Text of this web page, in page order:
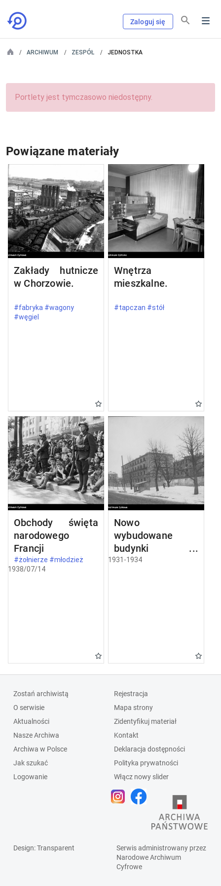
Zaloguj się
ARCHIWUM ZESPÓŁ JEDNOSTKA
Portlety jest tymczasowo niedostępny.
Powiązane materiały
Zakłady hutnicze
w Chorzowie.
#fabryka #wagony
#węgiel
Wnętrza
mieszkalne.
#tapczan #stół
Obchody święta
narodowego
Francji
#żołnierze #młodzież
1938/07/14
Nowo
wybudowane
budynki w
Częstochowie
1931-1934
Zostań archiwistą
O serwisie
Aktualności
Nasze Archiwa
Archiwa w Polsce
Jak szukać
Logowanie
Rejestracja
Mapa strony
Zidentyfikuj materiał
Kontakt
Deklaracja dostępności
Polityka prywatności
Włącz nowy slider
Design: Transparent
Serwis administrowany przez
Narodowe Archiwum
Cyfrowe